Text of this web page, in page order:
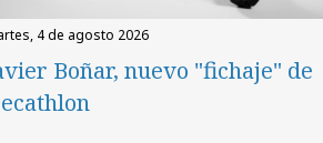
4 de agosto 2026
Boñar, nuevo "fichaje" de